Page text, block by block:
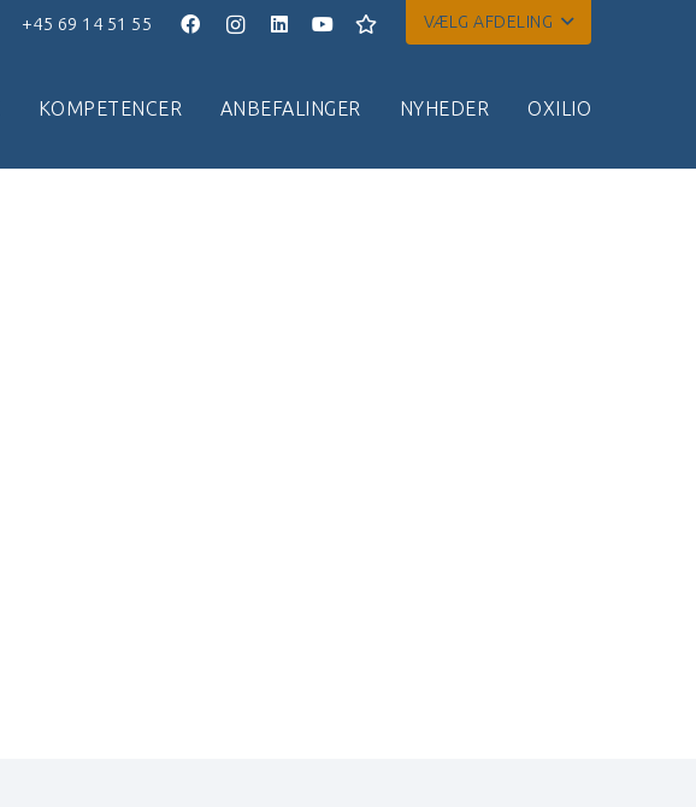
+45 69 14 51 55 VÆLG AFDELING
KOMPETENCER ANBEFALINGER NYHEDER OXILIO